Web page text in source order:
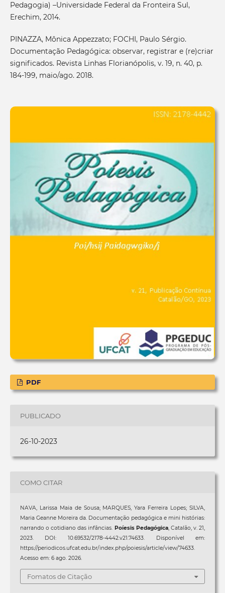
Pedagogia) –Universidade Federal da Fronteira Sul,
Erechim, 2014.
PINAZZA, Mônica Appezzato; FOCHI, Paulo Sérgio.
Documentação Pedagógica: observar, registrar e (re)criar
significados. Revista Linhas Florianópolis, v. 19, n. 40, p.
184-199, maio/ago. 2018.
PDF
PUBLICADO
26-10-2023
COMO CITAR
NAVA, Larissa Maia de Sousa; MARQUES, Yara Ferreira Lopes; SILVA,
Maria Geanne Moreira da. Documentação pedagógica e mini histórias:
narrando o cotidiano das infâncias. Poíesis Pedagógica, Catalão, v. 21,
2023. DOI: 10.69532/2178-4442.v21.74633. Disponível em:
https://periodicos.ufcat.edu.br/index.php/poiesis/article/view/74633.
Acesso em: 6 ago. 2026.
Fomatos de Citação